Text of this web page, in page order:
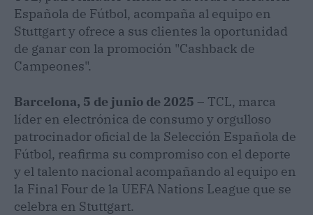
Española de Fútbol, acompaña al equipo en
Stuttgart y ofrece a sus clientes la oportunidad
de ganar con la promoción "Cashback de
Campeones".
Barcelona, 5 de junio de 2025 – TCL, marca
líder en electrónica de consumo y orgulloso
patrocinador oficial de la Selección Española de
Fútbol, reafirma su compromiso con el deporte
y el talento nacional acompañando al equipo en
la Final Four de la UEFA Nations League que se
celebra en Stuttgart.